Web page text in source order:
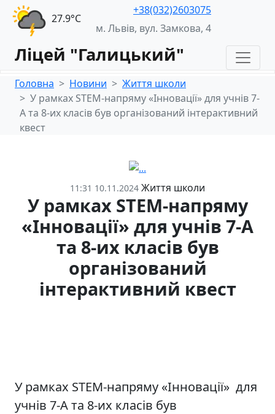
27.9°С
+38(032)2603075
м. Львів, вул. Замкова, 4
Ліцей "Галицький"
Головна Новини
Життя школи
У рамках STEM-напряму «Інновації» для учнів 7-
А та 8-их класів був організований інтерактивний
квест
11:31 10.11.2024 Життя школи
У рамках STEM-напряму
«Інновації» для учнів 7-А
та 8-их класів був
організований
інтерактивний квест
У рамках STEM-напряму «Інновації» для
учнів 7-А та 8-их класів був